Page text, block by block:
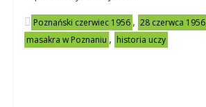
Poznański czerwiec 1956 , 28 czerwca 1956
masakra w Poznaniu , historia uczy